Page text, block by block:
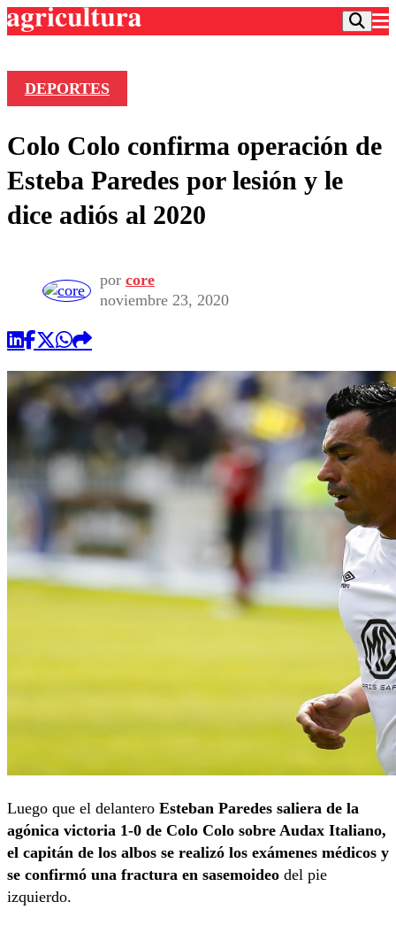
Frecuencias
Agricultura TV
Deportes
Colo Colo
Seleccion Chilena
Universidad de Chile
Entretención
Economía
Sustentabilidad
Publicaciones en medios
Opinión
DEPORTES
Colo Colo confirma operación de
Esteba Paredes por lesión y le
dice adiós al 2020
por core
noviembre 23, 2020
Luego que el delantero Esteban Paredes saliera de la
agónica victoria 1-0 de Colo Colo sobre Audax Italiano,
el capitán de los albos se realizó los exámenes médicos y
se confirmó una fractura en sasemoideo del pie
izquierdo.